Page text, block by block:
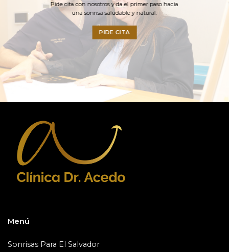
Pide cita con nosotros y da el primer paso hacia
una sonrisa saludable y natural.
PIDE CITA
Menú
Sonrisas Para El Salvador